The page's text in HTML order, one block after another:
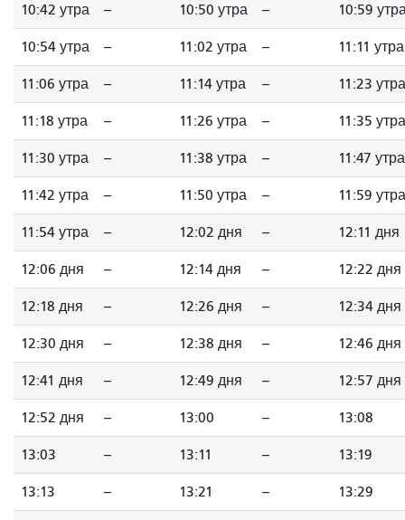
10:42 утра -- 10:50 утра -- 10:59
10:54 утра -- 11:02 утра -- 11:11 утра
11:06 утра -- 11:14 утра -- 11:23 утра
11:18 утра -- 11:26 утра -- 11:35 утра
11:30 утра -- 11:38 утра -- 11:47 утра
11:42 утра -- 11:50 утра -- 11:59 утра
11:54 утра -- 12:02 дня -- 12:11 дня
12:06 дня -- 12:14 дня -- 12:22 дня
12:18 дня -- 12:26 дня -- 12:34 дня
12:30 дня -- 12:38 дня -- 12:46 дня
12:41 дня -- 12:49 дня -- 12:57 дня
12:52 дня -- 13:00 -- 13:08
13:03 -- 13:11 -- 13:19
13:13 -- 13:21 -- 13:29